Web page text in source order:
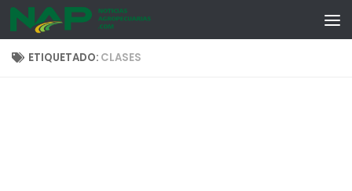
Skip to content
ETIQUETADO: CLASES